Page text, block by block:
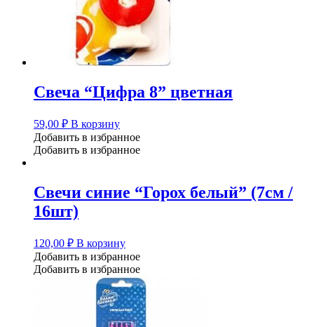
Свеча “Цифра 8” цветная
59,00 ₽ В корзину
Добавить в избранное
Добавить в избранное
Свечи синие “Горох белый” (7см /
16шт)
120,00 ₽ В корзину
Добавить в избранное
Добавить в избранное